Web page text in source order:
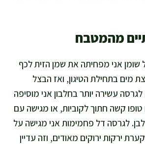
מהמטבח
שומן אני מפחיתה את שמן הזית לכף
מים בתחילת הטיגון, ואז הבצל
עשירה יותר בחלבון אני מוסיפה
גרם טופו קשה חתוך לקוביות, או מגישה עם
לגרסה דל פחמימות אני מגישה על
ירקות ירוקים מאודים, וזה עדיין